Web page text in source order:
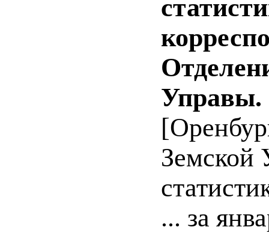
Управы.
Земской
... за